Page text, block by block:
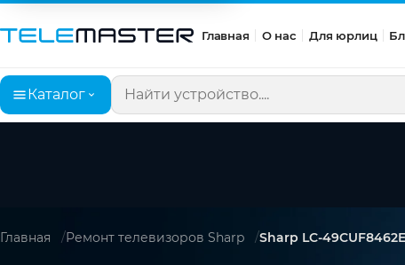
Главная О нас Для юрлиц
Каталог
Поиск по сайту
Главная Ремонт телевизоров Sharp Sharp LC-